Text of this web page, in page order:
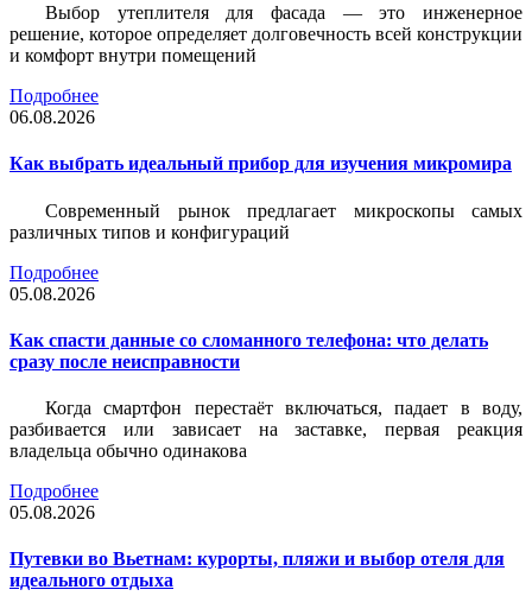
Выбор утеплителя для фасада — это инженерное
решение, которое определяет долговечность всей конструкции
и комфорт внутри помещений
Подробнее
06.08.2026
Как выбрать идеальный прибор для изучения микромира
Современный рынок предлагает микроскопы самых
различных типов и конфигураций
Подробнее
05.08.2026
Как спасти данные со сломанного телефона: что делать
сразу после неисправности
Когда смартфон перестаёт включаться, падает в воду,
разбивается или зависает на заставке, первая реакция
владельца обычно одинакова
Подробнее
05.08.2026
Путевки во Вьетнам: курорты, пляжи и выбор отеля для
идеального отдыха